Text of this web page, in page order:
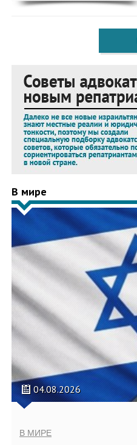
В мире
04.08.2026
В МИРЕ